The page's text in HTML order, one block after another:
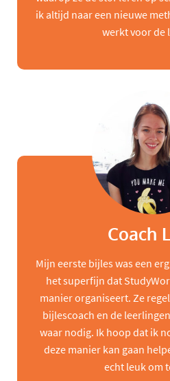
ik altijd naar een nieuwe
werkt voor de
Coach
Mijn eerste bijles was een
het superfijn dat
manier organiseert. Ze
bijlescoach en de
waar nodig. Ik hoop dat ik
deze manier kan gaan
echt leuk om